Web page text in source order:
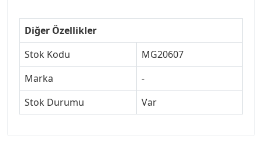
Diğer Özellikler
Stok Kodu
MG20607
Marka
-
Stok Durumu
Var